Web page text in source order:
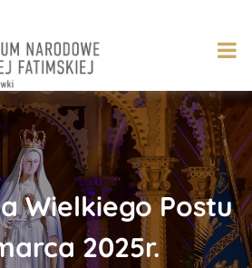
Wielkiego Postu
2025r.